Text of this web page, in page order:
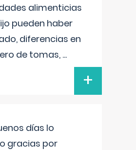
alimenticias
pueden haber
diferencias en
de tomas,...
+
días lo
gracias por